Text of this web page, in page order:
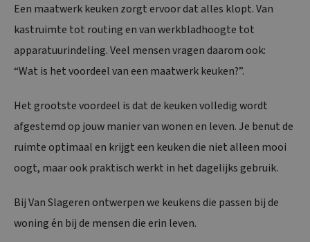
Een maatwerk keuken zorgt ervoor dat alles klopt. Van
kastruimte tot routing en van werkbladhoogte tot
apparatuurindeling. Veel mensen vragen daarom ook:
“Wat is het voordeel van een maatwerk keuken?”.
Het grootste voordeel is dat de keuken volledig wordt
afgestemd op jouw manier van wonen en leven. Je benut de
ruimte optimaal en krijgt een keuken die niet alleen mooi
oogt, maar ook praktisch werkt in het dagelijks gebruik.
Bij Van Slageren ontwerpen we keukens die passen bij de
woning én bij de mensen die erin leven.